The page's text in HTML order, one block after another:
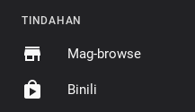
TINDAHAN
Mag-browse
Binili